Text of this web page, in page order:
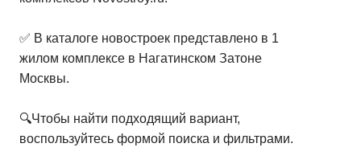
✅ В каталоге новостроек представлено в 1
жилом комплексе в Нагатинском Затоне
Москвы.
🔍Чтобы найти подходящий вариант,
воспользуйтесь формой поиска и фильтрами.